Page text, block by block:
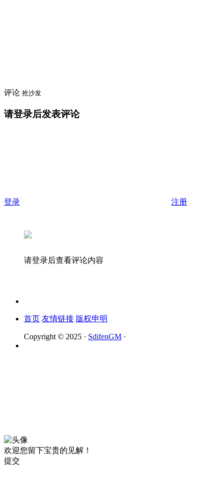
评论 抢沙发
请登录后发表评论
登录 注册
请登录后查看评论内容
首页 友情链接 版权申明
Copyright © 2025 · SdifenGM ·
欢迎您留下宝贵的见解！
提交